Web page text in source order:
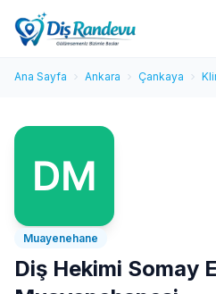
Ana Sayfa Ankara Çankaya
Muayenehane
Diş Hekimi Somay